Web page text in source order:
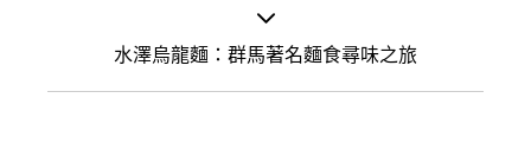
水澤烏龍麵：群馬著名麵食尋味之旅